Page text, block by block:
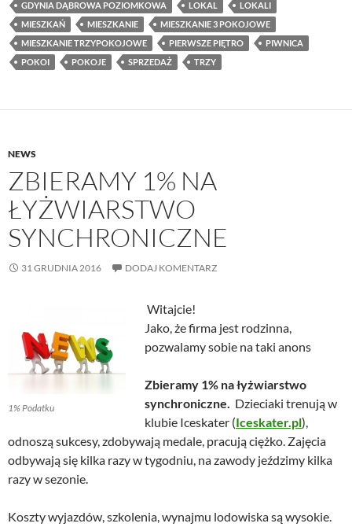
GDYNIA DĄBROWA POZIOMKOWA
LOKAL
LOKALI
MIESZKAŃ
MIESZKANIE
MIESZKANIE 3 POKOJOWE
MIESZKANIE TRZYPOKOJOWE
PIERWSZE PIĘTRO
PIWNICA
POKOI
POKOJE SPRZEDAŻ TRZY
NEWS
ZBIERAMY 1% NA
ŁYŻWIARSTWO
SYNCHRONICZNE
31 GRUDNIA 2016 DODAJ KOMENTARZ
1% Podatku
Witajcie!
Jako, że firma jest rodzinna,
pozwalamy sobie na taki anons
Zbieramy 1% na łyżwiarstwo
synchroniczne. Dzieciaki trenują w
klubie Iceskater (Iceskater.pl),
odnoszą sukcesy, zdobywają medale, pracują ciężko. Zajęcia
odbywają się kilka razy w tygodniu, na zawody jeździmy kilka
razy w sezonie.
Koszty wyjazdów, szkolenia, wynajmu lodowiska są wysokie.